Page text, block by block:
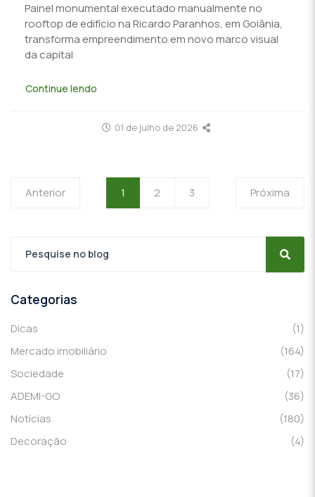
Painel monumental executado manualmente no
rooftop de edifício na Ricardo Paranhos, em Goiânia,
transforma empreendimento em novo marco visual
da capital
Continue lendo
01 de julho de 2026
Anterior 1 2 3 Próxima
Categorias
Dicas
(1)
Mercado imobiliário
(164)
Sociedade
(17)
ADEMI-GO
(36)
Notícias
(180)
Decoração
(4)